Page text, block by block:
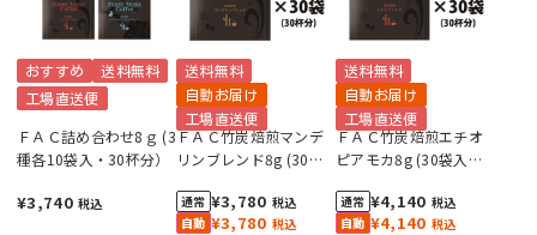
おすすめ
送料無料
工場直送便
ＦＡＣ詰め合わせ8ｇ (3
種各10袋入・30杯分）
¥3,740 税込
送料無料
自動お届け
工場直送便
ＦＡＣ竹炭焙煎マンデ
リンブレンド8g (30袋
¥3,780 税込
¥3,780 税込
送料無料
自動お届け
工場直送便
ＦＡＣ竹炭焙煎エチオ
ピアモカ8g (30袋入・
¥4,140 税込
¥4,140 税込